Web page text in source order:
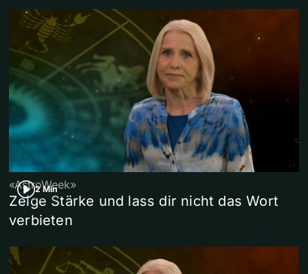
2 Min
«AstroWeek»
Zeige Stärke und lass dir nicht das Wort
verbieten